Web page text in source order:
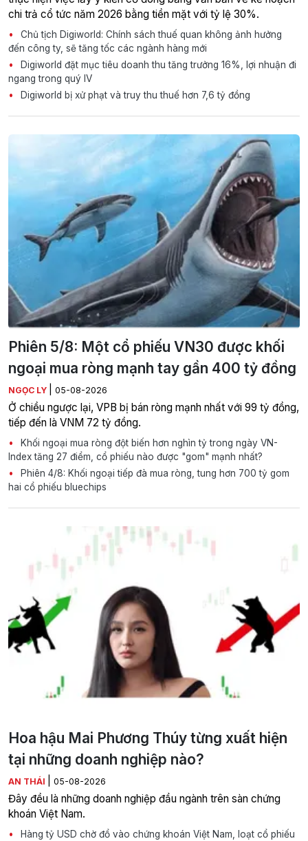
chi trả cổ tức năm 2026 bằng tiền mặt với tỷ lệ 30%.
Chủ tịch Digiworld: Chính sách thuế quan không ảnh hưởng
đến công ty, sẽ tăng tốc các ngành hàng mới
Digiworld đặt mục tiêu doanh thu tăng trưởng 16%, lợi nhuận đi
ngang trong quý IV
Digiworld bị xử phạt và truy thu thuế hơn 7,6 tỷ đồng
Phiên 5/8: Một cổ phiếu VN30 được khối
ngoại mua ròng mạnh tay gần 400 tỷ đồng
NGỌC LY 05-08-2026
Ở chiều ngược lại, VPB bị bán ròng mạnh nhất với 99 tỷ đồng,
tiếp đến là VNM 72 tỷ đồng.
Khối ngoại mua ròng đột biến hơn nghìn tỷ trong ngày VN-
Index tăng 27 điểm, cổ phiếu nào được "gom" mạnh nhất?
Phiên 4/8: Khối ngoại tiếp đà mua ròng, tung hơn 700 tỷ gom
hai cổ phiếu bluechips
Hoa hậu Mai Phương Thúy từng xuất hiện
tại những doanh nghiệp nào?
AN THÁI 05-08-2026
Đây đều là những doanh nghiệp đầu ngành trên sàn chứng
khoán Việt Nam.
Hàng tỷ USD chờ đổ vào chứng khoán Việt Nam, loạt cổ phiếu